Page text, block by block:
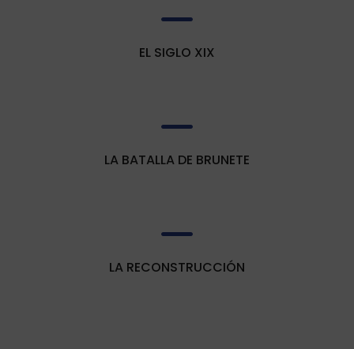
EL SIGLO XIX
LA BATALLA DE BRUNETE
LA RECONSTRUCCIÓN